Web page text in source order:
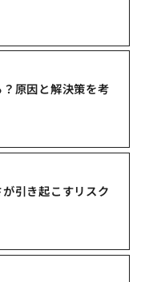
原因と解決策を考
引き起こすリスク